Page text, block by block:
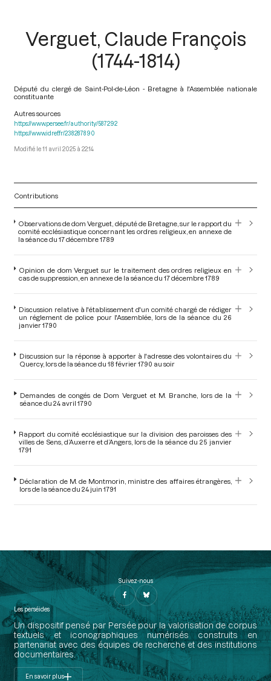
Verguet, Claude François
(1744-1814)
Député du clergé de Saint-Pol-de-Léon - Bretagne à l'Assemblée nationale
constituante
Autres sources
https://www.persee.fr/authority/587292
https://www.idref.fr/238287890
11 avril 2025 à 22:14
Contributions
Observations de dom Verguet, député de Bretagne, sur le rapport du
comité ecclésiastique concernant les ordres religieux, en annexe de
la séance du 17 décembre 1789
Opinion de dom Verguet sur le traitement des ordres religieux en
cas de suppression, en annexe de la séance du 17 décembre 1789
Discussion relative à l'établissement d'un comité chargé de rédiger
un réglement de police pour l'Assemblée, lors de la séance du 26
janvier 1790
Discussion sur la réponse à apporter à l'adresse des volontaires du
Quercy, lors de la séance du 18 février 1790 au soir
Demandes de congés de Dom Verguet et M. Branche, lors de la
séance du 24 avril 1790
Rapport du comité ecclésiastique sur la division des paroisses des
villes de Sens, d’Auxerre et d’Angers, lors de la séance du 25 janvier
1791
Déclaration de M. de Montmorin, ministre des affaires étrangères,
lors de la séance du 24 juin 1791
Suivez-nous
Les perséides
Un dispositif pensé par Persée pour la valorisation de corpus
textuels et iconographiques numérisés construits en
partenariat avec des équipes de recherche et des institutions
documentaires.
En savoir plus